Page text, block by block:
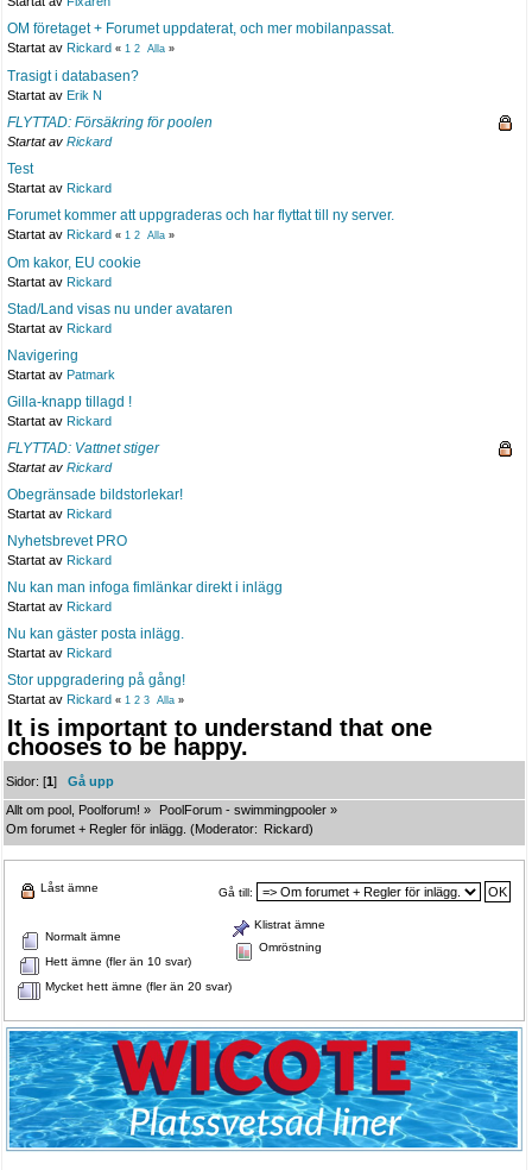
OM företaget + Forumet uppdaterat, och mer mobilanpassat.
Startat av Rickard « 1 2 Alla »
Trasigt i databasen?
Startat av Erik N
FLYTTAD: Försäkring för poolen
Startat av Rickard
Test
Startat av Rickard
Forumet kommer att uppgraderas och har flyttat till ny server.
Startat av Rickard « 1 2 Alla »
Om kakor, EU cookie
Startat av Rickard
Stad/Land visas nu under avataren
Startat av Rickard
Navigering
Startat av Patmark
Gilla-knapp tillagd !
Startat av Rickard
FLYTTAD: Vattnet stiger
Startat av Rickard
Obegränsade bildstorlekar!
Startat av Rickard
Nyhetsbrevet PRO
Startat av Rickard
Nu kan man infoga fimlänkar direkt i inlägg
Startat av Rickard
Nu kan gäster posta inlägg.
Startat av Rickard
Stor uppgradering på gång!
Startat av Rickard « 1 2 3 Alla »
It is important to understand that one
chooses to be happy.
Sidor: [1]Gå upp
Allt om pool, Poolforum! » PoolForum - swimmingpooler »
Om forumet + Regler för inlägg. (Moderator: Rickard)
Gå till:
Normalt ämne
Hett ämne (fler än 10 svar)
Mycket hett ämne (fler än 20 svar)
Låst ämne
Klistrat ämne
Omröstning